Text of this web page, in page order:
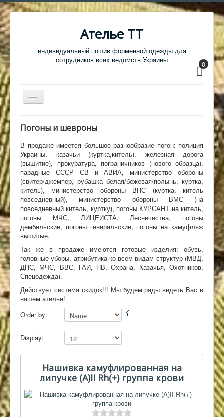
Ателье ТТ
индивидуальный пошив форменной одежды для
сотрудников всех ведомств Украины
0
Перемикач
навігації
Обувь
Атрибутика
Головные уборы
Образцы тканей
Кабинет
Контакты
Погоны и шевроны
В продаже имеется большое разнообразие погон: полиция
Украины, казачьи (куртка,китель), железная дорога
(вышитие), прокуратура, пограничников (нового образца),
парадные СССР СВ и АВИА, министерство обороны
(свитер/джемпер, рубашка белая/бежевая/полынь, куртка,
китель), министерство обороны ВПС (куртка, китель
повседневный), министерство обороны ВМС (на
повседневный китель, куртку), погоны КУРСАНТ на китель,
погоны МЧС, ЛИЦЕИСТА, Лесничества, погоны
дембельские, погоны генеральские, погоны на камуфляж
вышитые.
Так же в продаже имеются готовые изделия: обувь,
головные уборы, атрибутика ко всем видам структур (МВД,
ДПС, МЧС, ВВС, ГАИ, ПВ, Охрана, Казачья, Охотников,
Спецодежда).
Действует система скидок!!! Мы будем рады видеть Вас в
нашем ателье!
Order by:
Display:
Нашивка камуфлированная на
липучке (A)II Rh(+) группа крови